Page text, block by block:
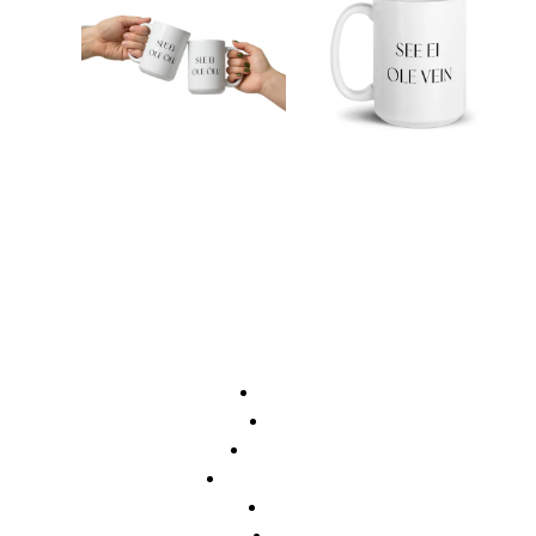
Lisa korvi Lisa korvi